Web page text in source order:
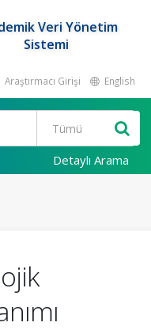
Veri Yönetim
Sistemi
Araştırmacı Girişi English
Detaylı Arama